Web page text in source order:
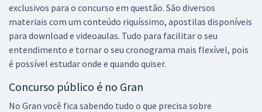
exclusivos para o concurso em questão. São diversos
materiais com um conteúdo riquíssimo, apostilas disponíveis
para download e videoaulas. Tudo para facilitar o seu
entendimento e tornar o seu cronograma mais flexível, pois
é possível estudar onde e quando quiser.
Concurso público é no Gran
No Gran você fica sabendo tudo o que precisa sobre